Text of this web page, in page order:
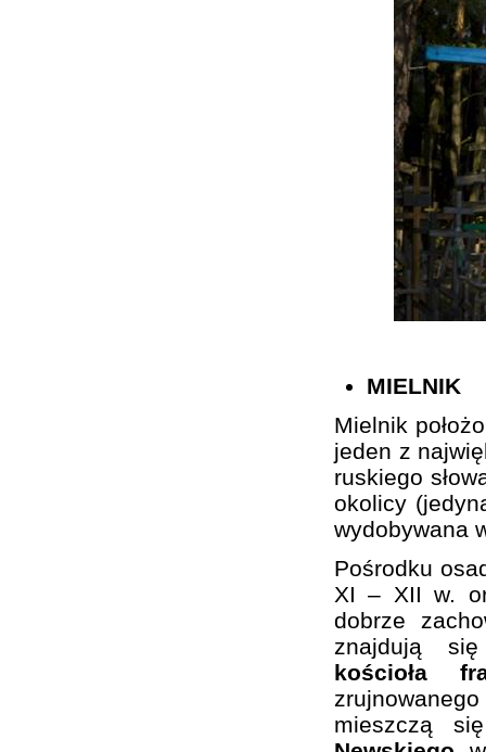
MIELNIK
Mielnik
jeden z
ruskiego
okolicy
wydobywana
Pośrodku
XI – XII w.
dobrze
znajdują
kościoła
mieszczą